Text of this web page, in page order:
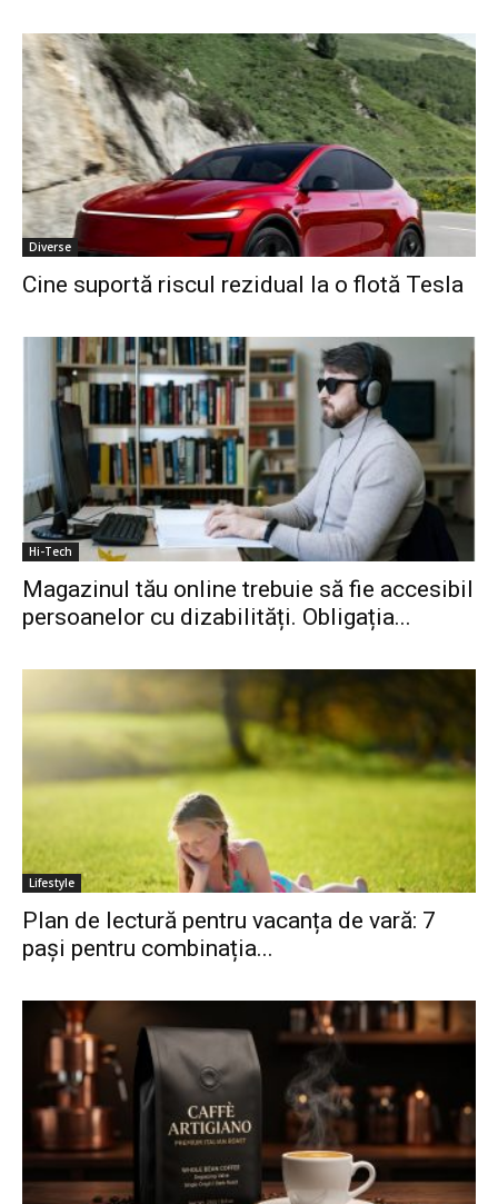
Diverse
Cine suportă riscul rezidual la o flotă Tesla
Hi-Tech
Magazinul tău online trebuie să fie accesibil
persoanelor cu dizabilități. Obligația...
Lifestyle
Plan de lectură pentru vacanța de vară: 7
pași pentru combinația...